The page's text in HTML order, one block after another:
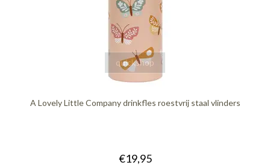
quickshop
A Lovely Little Company drinkfles roestvrij staal vlinders
€19,95